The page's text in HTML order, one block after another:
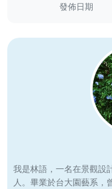
發佈日期
我是林語，一名在景觀設
人。畢業於台大園藝系，